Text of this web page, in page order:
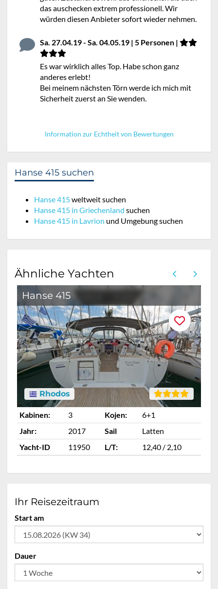
das auschecken extrem professionell. Wir
würden diesen Anbieter sofort wieder nehmen.
Sa. 27.04.19 - Sa. 04.05.19 | 5 Personen |
Es war wirklich alles Top. Habe schon ganz
anderes erlebt!
Bei meinem nächsten Törn werde ich mich mit
Sicherheit zuerst an Sie wenden.
Information zur Echtheit von Bewertungen
Hanse 415 suchen
Hanse 415weltweit suchen
Hanse 415 in Griechenland suchen
Hanse 415 in Lavrion und Umgebung suchen
Ähnliche Yachten
Hanse 415
Rhodos
Kabinen: 3 Kojen:
6+1
Jahr:
2017 Sail
Latten
Yacht-ID
11950 L/T: 12,40 / 2,10
Ihr Reisezeitraum
Start am
Dauer